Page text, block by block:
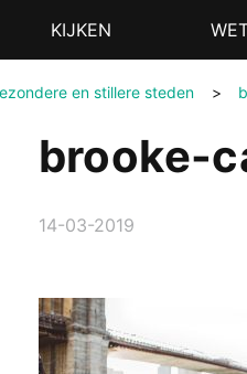
KIJKEN
en stillere steden >
brooke-
14-03-2019